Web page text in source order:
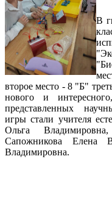
В
второе место - 8 "Б"
нового и
представленных
игры стали учителя
Ольга
Сапожникова Елена
Владимировна.